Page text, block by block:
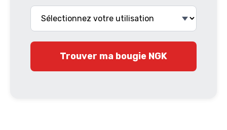
Trouver ma bougie NGK